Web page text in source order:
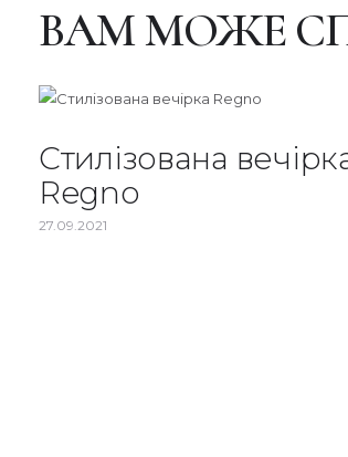
ВАМ МОЖЕ
Стилізована
Regno
27.09.2021